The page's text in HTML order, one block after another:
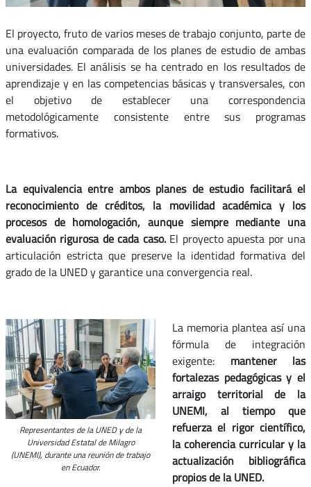
El proyecto, fruto de varios meses de trabajo conjunto, parte de
una evaluación comparada de los planes de estudio de ambas
universidades. El análisis se ha centrado en los resultados de
aprendizaje y en las competencias básicas y transversales, con
el objetivo de establecer una correspondencia
metodológicamente consistente entre sus programas
formativos.
La equivalencia entre ambos planes de estudio facilitará el
reconocimiento de créditos, la movilidad académica y los
procesos de homologación, aunque siempre mediante una
evaluación rigurosa de cada caso. El proyecto apuesta por una
articulación estricta que preserve la identidad formativa del
grado de la UNED y garantice una convergencia real.
Representantes de la UNED y de la
Universidad Estatal de Milagro
(UNEMI), durante una reunión de trabajo
en Ecuador.
La memoria plantea así una
fórmula de integración
exigente: mantener las
fortalezas pedagógicas y el
arraigo territorial de la
UNEMI, al tiempo que
refuerza el rigor científico,
la coherencia curricular y la
actualización bibliográfica
propios de la UNED.